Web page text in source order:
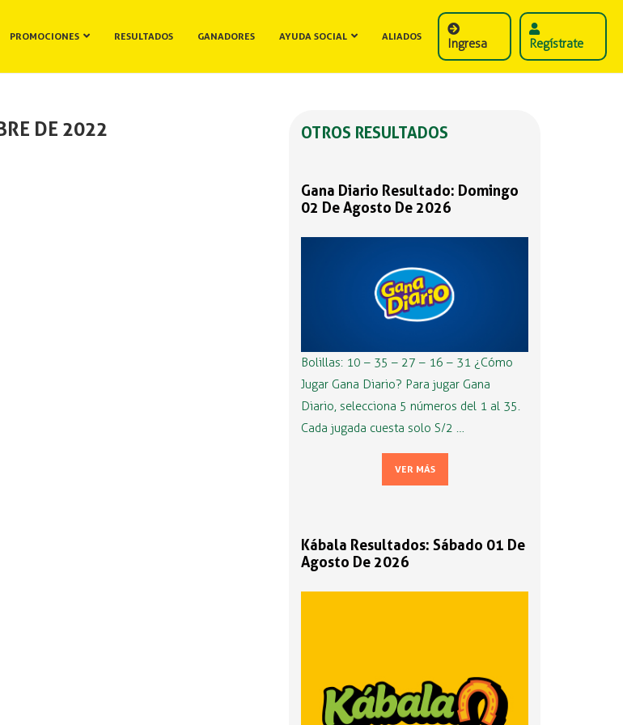
PROMOCIONES RESULTADOS GANADORES AYUDA SOCIAL ALIADOS Ingresa Regístrate
DE 2022 OTROS RESULTADOS
Gana Diario Resultado: Domingo
02 De Agosto De 2026
Bolillas: 10 – 35 – 27 – 16 – 31 ¿Cómo
Jugar Gana Diario? Para jugar Gana
Diario, selecciona 5 números del 1 al 35.
Cada jugada cuesta solo S/2 …
VER MÁS
Kábala Resultados: Sábado 01 De
Agosto De 2026